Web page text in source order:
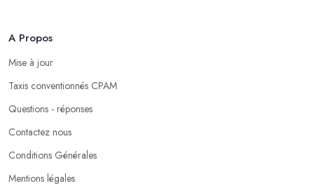
A Propos
Mise à jour
Taxis conventionnés CPAM
Questions - réponses
Contactez nous
Conditions Générales
Mentions légales